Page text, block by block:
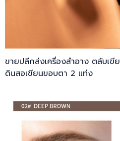
ขายปลีกส่งเครื่องสำอาง ตลับเ
ดินสอเขียนขอบตา 2 แท่ง